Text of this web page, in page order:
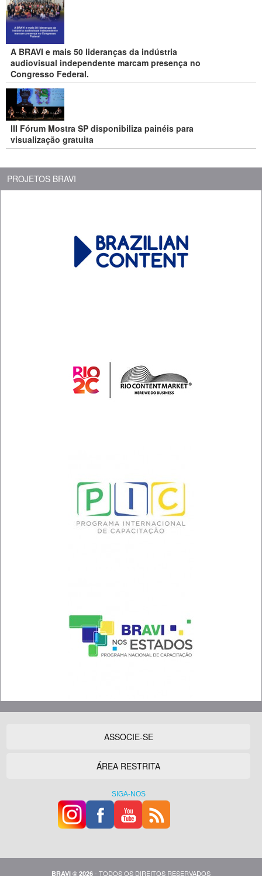
A BRAVI e mais 50 lideranças da indústria
audiovisual independente marcam presença no
Congresso Federal.
III Fórum Mostra SP disponibiliza painéis para
visualização gratuita
PROJETOS BRAVI
ASSOCIE-SE
ÁREA RESTRITA
SIGA-NOS
BRAVI © 2026 - TODOS OS DIREITOS RESERVADOS